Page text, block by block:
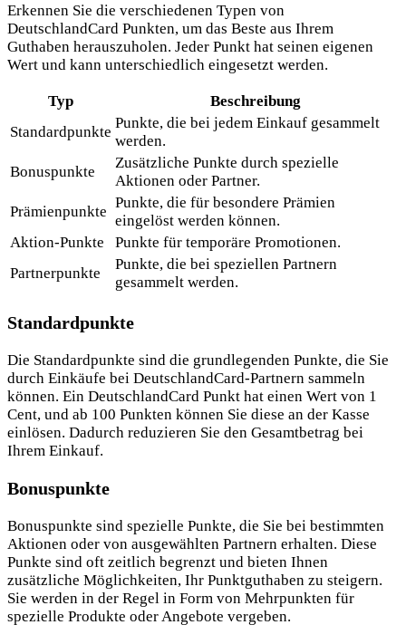
Erkennen Sie die verschiedenen Typen von
DeutschlandCard Punkten, um das Beste aus Ihrem
Guthaben herauszuholen. Jeder Punkt hat seinen eigenen
Wert und kann unterschiedlich eingesetzt werden.
Typ
Beschreibung
Standardpunkte
Punkte, die bei jedem Einkauf gesammelt
werden.
Bonuspunkte
Zusätzliche Punkte durch spezielle
Aktionen oder Partner.
Prämienpunkte
Punkte, die für besondere Prämien
eingelöst werden können.
Aktion-Punkte
Punkte für temporäre Promotionen.
Partnerpunkte
Punkte, die bei speziellen Partnern
gesammelt werden.
Standardpunkte
Die Standardpunkte sind die grundlegenden Punkte, die Sie
durch Einkäufe bei DeutschlandCard-Partnern sammeln
können. Ein DeutschlandCard Punkt hat einen Wert von 1
Cent, und ab 100 Punkten können Sie diese an der Kasse
einlösen. Dadurch reduzieren Sie den Gesamtbetrag bei
Ihrem Einkauf.
Bonuspunkte
Bonuspunkte sind spezielle Punkte, die Sie bei bestimmten
Aktionen oder von ausgewählten Partnern erhalten. Diese
Punkte sind oft zeitlich begrenzt und bieten Ihnen
zusätzliche Möglichkeiten, Ihr Punktguthaben zu steigern.
Sie werden in der Regel in Form von Mehrpunkten für
spezielle Produkte oder Angebote vergeben.